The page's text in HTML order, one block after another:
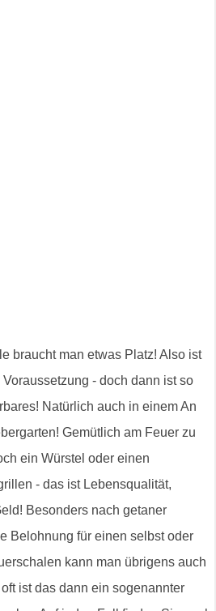
braucht man etwas Platz! Also ist
- doch dann ist so
Natürlich auch in einem An
Gemütlich am Feuer zu
ein Würstel oder einen
- das ist Lebensqualität,
Besonders nach getaner
Belohnung für einen selbst oder
kann man übrigens auch
ist das dann ein sogenannter